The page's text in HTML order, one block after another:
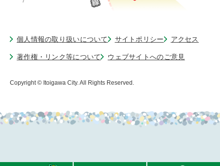
個人情報の取り扱いについて サイトポリシー アクセス
著作権・リンク等について ウェブサイトへのご意見
Copyright © Itoigawa City. All Rights Reserved.